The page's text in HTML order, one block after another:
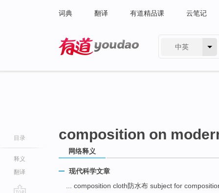
词典 翻译 有道精品课 云笔记
中英
目录
释义
翻译
composition on
网络释义
现代科学文章
... composition cloth防水布 subject for